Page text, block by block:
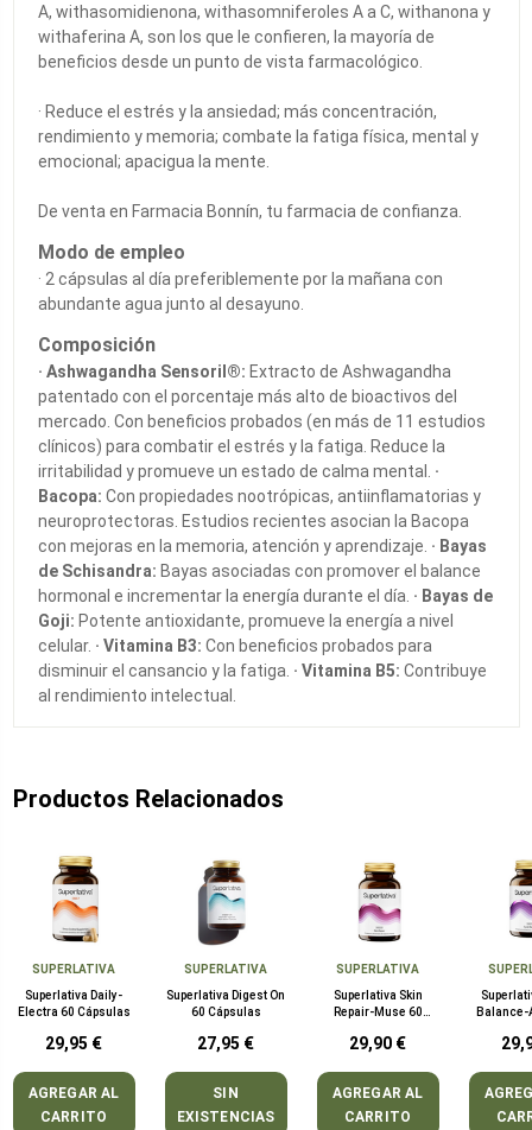
A, withasomidienona, withasomniferoles A a C, withanona y
withaferina A, son los que le confieren, la mayoría de
beneficios desde un punto de vista farmacológico.
· Reduce el estrés y la ansiedad; más concentración,
rendimiento y memoria; combate la fatiga física, mental y
emocional; apacigua la mente.
De venta en Farmacia Bonnín, tu farmacia de confianza.
Modo de empleo
· 2 cápsulas al día preferiblemente por la mañana con
abundante agua junto al desayuno.
Composición
· Ashwagandha Sensoril®: Extracto de Ashwagandha
patentado con el porcentaje más alto de bioactivos del
mercado. Con beneficios probados (en más de 11 estudios
clínicos) para combatir el estrés y la fatiga. Reduce la
irritabilidad y promueve un estado de calma mental. ·
Bacopa: Con propiedades nootrópicas, antiinflamatorias y
neuroprotectoras. Estudios recientes asocian la Bacopa
con mejoras en la memoria, atención y aprendizaje. · Bayas
de Schisandra: Bayas asociadas con promover el balance
hormonal e incrementar la energía durante el día. · Bayas de
Goji: Potente antioxidante, promueve la energía a nivel
celular. · Vitamina B3: Con beneficios probados para
disminuir el cansancio y la fatiga. · Vitamina B5: Contribuye
al rendimiento intelectual.
Productos Relacionados
SUPERLATIVA
Superlativa Daily-
Electra 60 Cápsulas
29,95 €
AGREGAR AL
CARRITO
SUPERLATIVA
Superlativa Digest On
60 Cápsulas
27,95 €
SIN
EXISTENCIAS
SUPERLATIVA
Superlativa Skin
Repair-Muse 60
29,90 €
AGREGAR AL
CARRITO
Balance-